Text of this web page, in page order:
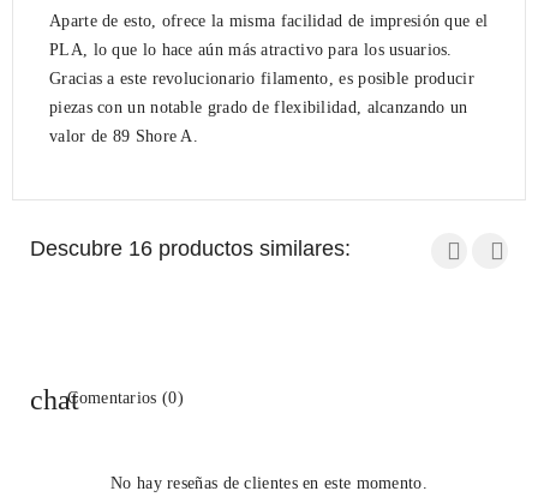
Aparte de esto, ofrece la misma facilidad de impresión que el
PLA, lo que lo hace aún más atractivo para los usuarios.
Gracias a este revolucionario filamento, es posible producir
piezas con un notable grado de flexibilidad, alcanzando un
valor de 89 Shore A.
Descubre 16 productos similares:
Comentarios (0)
No hay reseñas de clientes en este momento.